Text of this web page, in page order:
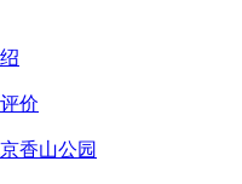
价
香山公园